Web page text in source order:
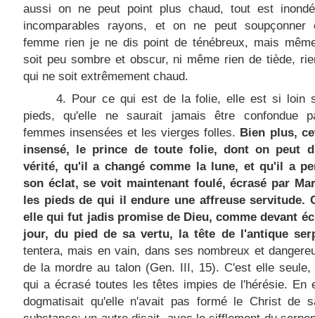
aussi on ne peut point plus chaud, tout est
incomparables rayons, et on ne peut soupçonner
femme rien je ne dis point de ténébreux, mais
soit peu sombre et obscur, ni même rien de tiède,
qui ne soit extrêmement chaud.
4. Pour ce qui est de la folie, elle est si loin
pieds, qu'elle ne saurait jamais être confondue
femmes insensées et les vierges folles. Bien plus,
insensé, le prince de toute folie, dont on peut
vérité, qu'il a changé comme la lune, et qu'il a
son éclat, se voit maintenant foulé, écrasé par
les pieds de qui il endure une affreuse servitude.
elle qui fut jadis promise de Dieu, comme devant
jour, du pied de sa vertu, la tête de l'antique
tentera, mais en vain, dans ses nombreux et
de la mordre au talon (Gen. III, 15). C'est elle seule,
qui a écrasé toutes les têtes impies de l'hérésie. En
dogmatisait qu'elle n'avait pas formé le Christ de